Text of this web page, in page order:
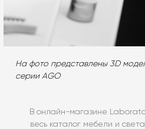
На фото представлены 3D
серии AGO
В онлайн-магазине
весь каталог мебели и